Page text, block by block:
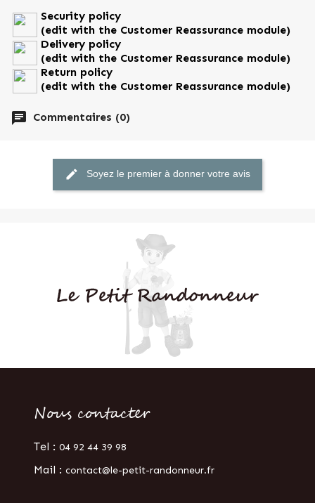
Fiche technique
Parfum
Caramel Bio
Références spécifiques
Security policy
(edit with the Customer Reassurance module)
Delivery policy
(edit with the Customer Reassurance module)
Return policy
(edit with the Customer Reassurance module)
chat Commentaires (0)
edit Soyez le premier à donner votre avis
Nous contacter
Tel : 04 92 44 39 98
Mail : contact@le-petit-randonneur.fr